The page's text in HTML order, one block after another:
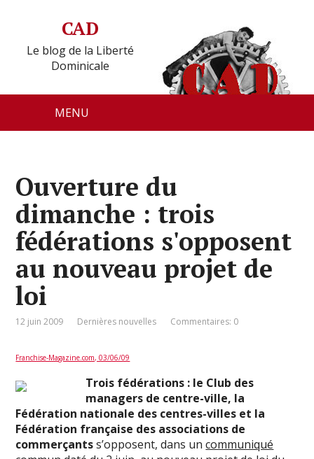
CAD
Le blog de la Liberté
Dominicale
MENU
Ouverture du
dimanche : trois
fédérations s'opposent
au nouveau projet de
loi
12 juin 2009 Dernières nouvelles Commentaires: 0
Franchise-Magazine.com, 03/06/09
Trois fédérations : le Club des
managers de centre-ville, la
Fédération nationale des centres-villes et la
Fédération française des associations de
commerçantss’opposent, dans uncommuniqué